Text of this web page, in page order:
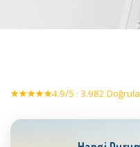
★★★★★4.9/5 · 3.982